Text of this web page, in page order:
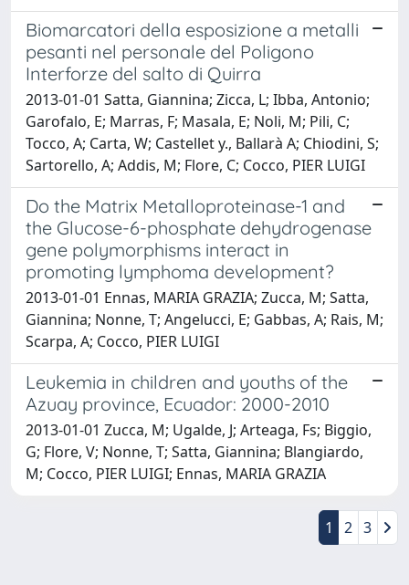
Biomarcatori della esposizione a metalli
pesanti nel personale del Poligono
Interforze del salto di Quirra
2013-01-01 Satta, Giannina; Zicca, L; Ibba, Antonio;
Garofalo, E; Marras, F; Masala, E; Noli, M; Pili, C;
Tocco, A; Carta, W; Castellet y., Ballarà A; Chiodini, S;
Sartorello, A; Addis, M; Flore, C; Cocco, PIER LUIGI
Do the Matrix Metalloproteinase-1 and
the Glucose-6-phosphate dehydrogenase
gene polymorphisms interact in
promoting lymphoma development?
2013-01-01 Ennas, MARIA GRAZIA; Zucca, M; Satta,
Giannina; Nonne, T; Angelucci, E; Gabbas, A; Rais, M;
Scarpa, A; Cocco, PIER LUIGI
Leukemia in children and youths of the
Azuay province, Ecuador: 2000-2010
2013-01-01 Zucca, M; Ugalde, J; Arteaga, Fs; Biggio,
G; Flore, V; Nonne, T; Satta, Giannina; Blangiardo,
M; Cocco, PIER LUIGI; Ennas, MARIA GRAZIA
1 2 3